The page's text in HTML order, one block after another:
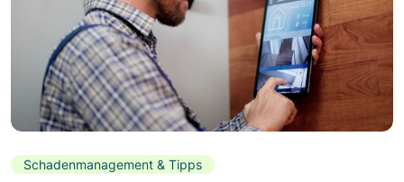
Schadenmanagement & Tipps